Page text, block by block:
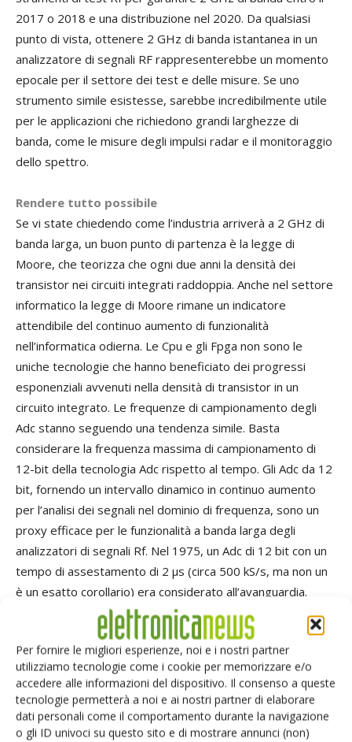
Per fornire le migliori esperienze, noi e i nostri partner
utilizziamo tecnologie come i cookie per memorizzare e/o
accedere alle informazioni del dispositivo. Il consenso a queste
tecnologie permetterà a noi e ai nostri partner di elaborare
dati personali come il comportamento durante la navigazione
o gli ID univoci su questo sito e di mostrare annunci (non)
2017 o 2018 e una distribuzione nel 2020. Da qualsiasi
punto di vista, ottenere 2 GHz di banda istantanea in un
analizzatore di segnali RF rappresenterebbe un momento
epocale per il settore dei test e delle misure. Se uno
strumento simile esistesse, sarebbe incredibilmente utile
per le applicazioni che richiedono grandi larghezze di
banda, come le misure degli impulsi radar e il monitoraggio
dello spettro.
Rendere tutto possibile
Se vi state chiedendo come l’industria arriverà a 2 GHz di
banda larga, un buon punto di partenza è la legge di
Moore, che teorizza che ogni due anni la densità dei
transistor nei circuiti integrati raddoppia. Anche nel settore
informatico la legge di Moore rimane un indicatore
attendibile del continuo aumento di funzionalità
nell’informatica odierna. Le Cpu e gli Fpga non sono le
uniche tecnologie che hanno beneficiato dei progressi
esponenziali avvenuti nella densità di transistor in un
circuito integrato. Le frequenze di campionamento degli
Adc stanno seguendo una tendenza simile. Basta
considerare la frequenza massima di campionamento di
12-bit della tecnologia Adc rispetto al tempo. Gli Adc da 12
bit, fornendo un intervallo dinamico in continuo aumento
per l’analisi dei segnali nel dominio di frequenza, sono un
proxy efficace per le funzionalità a banda larga degli
analizzatori di segnali Rf. Nel 1975, un Adc di 12 bit con un
tempo di assestamento di 2 μs (circa 500 kS/s, ma non un
è un esatto corollario) era considerato all’avanguardia.
Oggi, gli Adc di campionamento più rapidi da 12 bit stanno
raggiungendo frequenze superiori a 2 GS/s - un’impresa
che sta alimentando alcuni degli analizzatori di segnali con
la larghezza di banda più ampia del settore. In base
all’attuale velocità di sviluppo, la tecnologia dei convertitori
a 12 bit presto sarà in grado di guidare gli strumenti Rf
verso multigigahertz di banda istantanea e spingere gli